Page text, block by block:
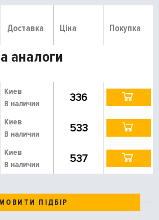
Доставка Ціна Покупка
аналоги
Киев
В наличии
336
Киев
В наличии
533
Киев
В наличии
537
ПІДБІР